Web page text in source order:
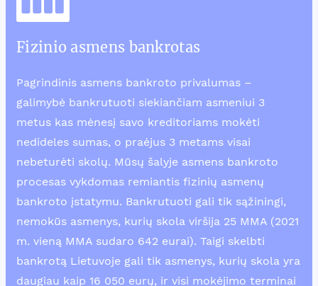
Fizinio asmens bankrotas
Pagrindinis asmens bankroto privalumas –
galimybė bankrutuoti siekiančiam asmeniui 3
metus kas mėnesį savo kreditoriams mokėti
nedideles sumas, o praėjus 3 metams visai
nebeturėti skolų. Mūsų šalyje asmens bankroto
procesas vykdomas remiantis fizinių asmenų
bankroto įstatymu. Bankrutuoti gali tik sąžiningi,
nemokūs asmenys, kurių skola viršija 25 MMA (2021
m. vieną MMA sudaro 642 eurai). Taigi skelbti
bankrotą Lietuvoje gali tik asmenys, kurių skola yra
daugiau kaip 16 050 eurų, ir visi mokėjimo terminai